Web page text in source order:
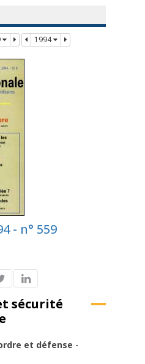
1994
- n° 559
sécurité
et défense -